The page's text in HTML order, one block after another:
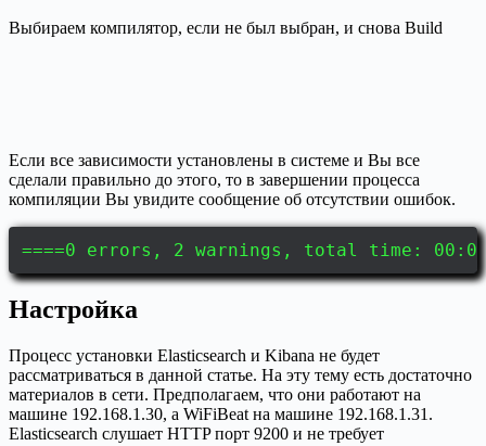
Выбираем компилятор, если не был выбран, и снова Build
Если все зависимости установлены в системе и Вы все
сделали правильно до этого, то в завершении процесса
компиляции Вы увидите сообщение об отсутствии ошибок.
====0 errors, 2 warnings, total time:
Настройка
Процесс установки Elasticsearch и Kibana не будет
рассматриваться в данной статье. На эту тему есть достаточно
материалов в сети. Предполагаем, что они работают на
машине 192.168.1.30, а WiFiBeat на машине 192.168.1.31.
Elasticsearch слушает HTTP порт 9200 и не требует